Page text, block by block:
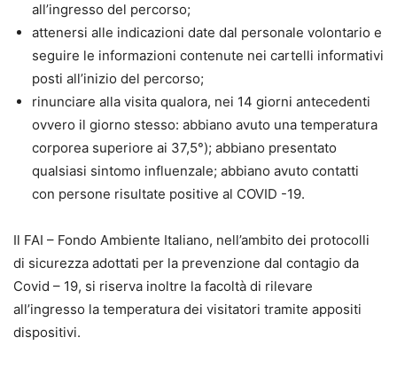
all’ingresso del percorso;
attenersi alle indicazioni date dal personale volontario e
seguire le informazioni contenute nei cartelli informativi
posti all’inizio del percorso;
rinunciare alla visita qualora, nei 14 giorni antecedenti
ovvero il giorno stesso: abbiano avuto una temperatura
corporea superiore ai 37,5°); abbiano presentato
qualsiasi sintomo influenzale; abbiano avuto contatti
con persone risultate positive al COVID -19.
Il FAI – Fondo Ambiente Italiano, nell’ambito dei protocolli
di sicurezza adottati per la prevenzione dal contagio da
Covid – 19, si riserva inoltre la facoltà di rilevare
all’ingresso la temperatura dei visitatori tramite appositi
dispositivi.